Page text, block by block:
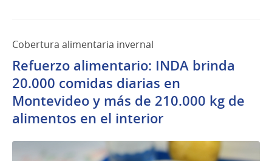
Cobertura alimentaria invernal
Refuerzo alimentario: INDA brinda
20.000 comidas diarias en
Montevideo y más de 210.000 kg de
alimentos en el interior